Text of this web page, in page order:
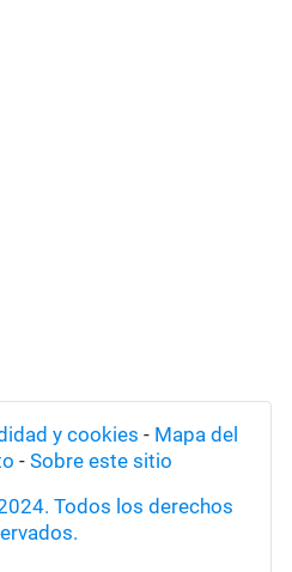
y cookies - Mapa del
- Sobre este sitio
Todos los derechos